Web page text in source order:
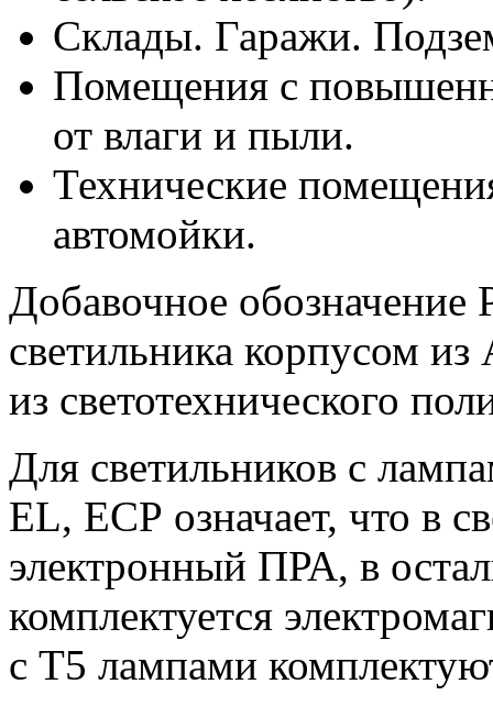
Склады. Гаражи.
Помещения с
от влаги и пыли.
Технические
автомойки.
Добавочное обозначение
светильника корпусом из
из светотехнического
Для светильников с
EL, ЕСР означает, что в
электронный ПРА, в
комплектуется
с Т5 лампами